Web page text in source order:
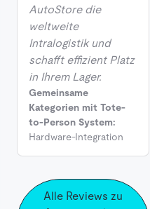
AutoStore die
weltweite
Intralogistik und
schafft effizient Platz
in Ihrem Lager.
Gemeinsame
Kategorien mit Tote-
to-Person System:
Hardware-Integration
Alle Reviews zu